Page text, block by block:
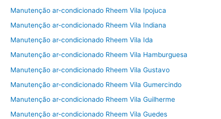
Manutenção ar-condicionado Rheem Vila Ipojuca
Manutenção ar-condicionado Rheem Vila Indiana
Manutenção ar-condicionado Rheem Vila Ida
Manutenção ar-condicionado Rheem Vila Hamburguesa
Manutenção ar-condicionado Rheem Vila Gustavo
Manutenção ar-condicionado Rheem Vila Gumercindo
Manutenção ar-condicionado Rheem Vila Guilherme
Manutenção ar-condicionado Rheem Vila Guedes